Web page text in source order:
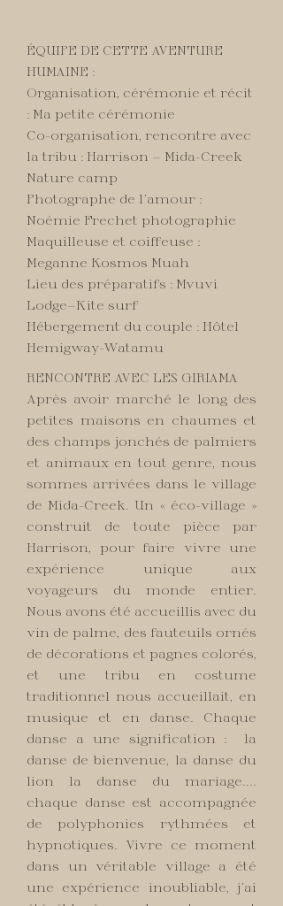
ÉQUIPE DE CETTE AVENTURE
HUMAINE :
Organisation, cérémonie et récit
: Ma petite cérémonie
Co-organisation, rencontre avec
la tribu : Harrison — Mida-Creek
Nature camp
Photographe de l’amour :
Noémie Frechet photographie
Maquilleuse et coiffeuse :
Meganne Kosmos Muah
Lieu des préparatifs : Mvuvi
Lodge—Kite surf
Hébergement du couple : Hôtel
Hemigway-Watamu
RENCONTRE AVEC LES GIRIAMA
Après avoir marché le long des
petites maisons en chaumes et
des champs jonchés de palmiers
et animaux en tout genre, nous
sommes arrivées dans le village
de Mida-Creek. Un « éco-village »
construit de toute pièce par
Harrison, pour faire vivre une
expérience unique aux
voyageurs du monde entier.
Nous avons été accueillis avec du
vin de palme, des fauteuils ornés
de décorations et pagnes colorés,
et une tribu en costume
traditionnel nous accueillait, en
musique et en danse. Chaque
danse a une signification : la
danse de bienvenue, la danse du
lion la danse du mariage....
chaque danse est accompagnée
de polyphonies rythmées et
hypnotiques. Vivre ce moment
dans un véritable village a été
une expérience inoubliable, j’ai